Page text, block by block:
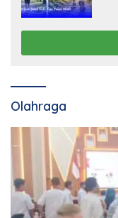
Olahraga